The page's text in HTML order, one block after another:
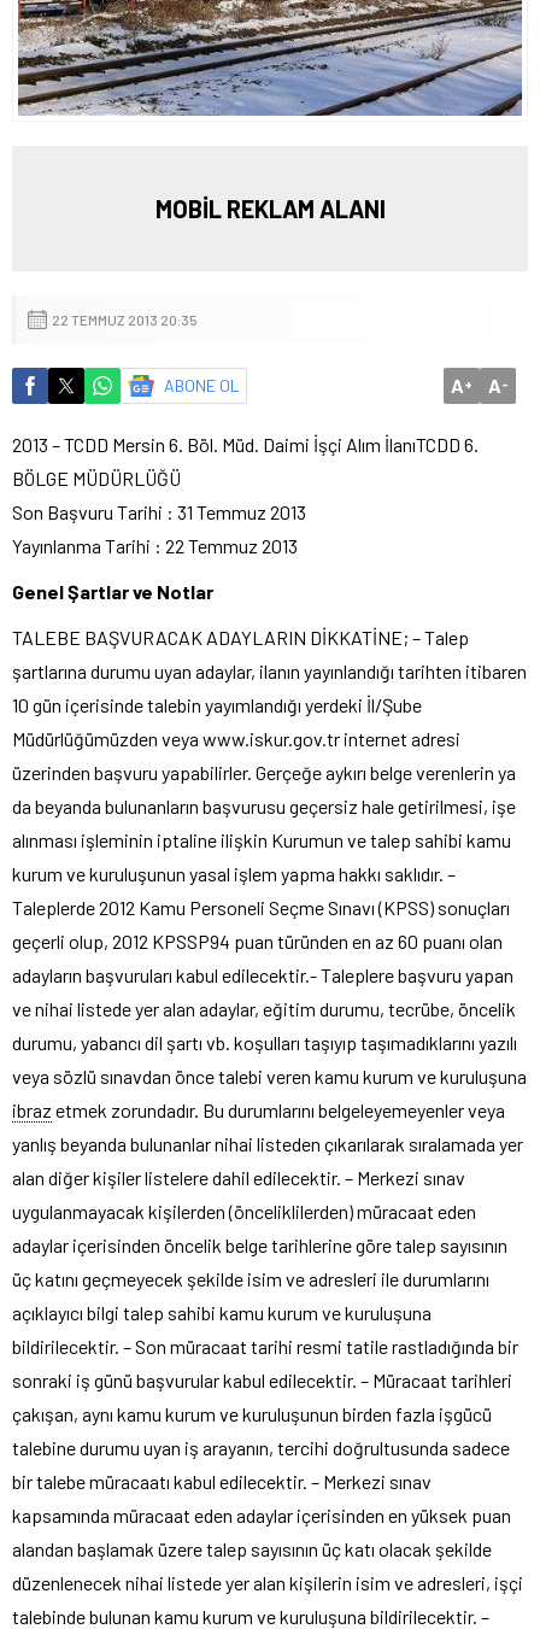
MOBİL REKLAM ALANI
22 TEMMUZ 2013 20:35
ABONE OL A+ A-
2013 – TCDD Mersin 6. Böl. Müd. Daimi İşçi Alım İlanıTCDD 6.
BÖLGE MÜDÜRLÜĞÜ
Son Başvuru Tarihi : 31 Temmuz 2013
Yayınlanma Tarihi : 22 Temmuz 2013
Genel Şartlar ve Notlar
TALEBE BAŞVURACAK ADAYLARIN DİKKATİNE; – Talep
şartlarına durumu uyan adaylar, ilanın yayınlandığı tarihten itibaren
10 gün içerisinde talebin yayımlandığı yerdeki İl/Şube
Müdürlüğümüzden veya www.iskur.gov.tr internet adresi
üzerinden başvuru yapabilirler. Gerçeğe aykırı belge verenlerin ya
da beyanda bulunanların başvurusu geçersiz hale getirilmesi, işe
alınması işleminin iptaline ilişkin Kurumun ve talep sahibi kamu
kurum ve kuruluşunun yasal işlem yapma hakkı saklıdır. –
Taleplerde 2012 Kamu Personeli Seçme Sınavı (KPSS) sonuçları
geçerli olup, 2012 KPSSP94 puan türünden en az 60 puanı olan
adayların başvuruları kabul edilecektir.- Taleplere başvuru yapan
ve nihai listede yer alan adaylar, eğitim durumu, tecrübe, öncelik
durumu, yabancı dil şartı vb. koşulları taşıyıp taşımadıklarını yazılı
veya sözlü sınavdan önce talebi veren kamu kurum ve kuruluşuna
ibraz etmek zorundadır. Bu durumlarını belgeleyemeyenler veya
yanlış beyanda bulunanlar nihai listeden çıkarılarak sıralamada yer
alan diğer kişiler listelere dahil edilecektir. – Merkezi sınav
uygulanmayacak kişilerden (önceliklilerden) müracaat eden
adaylar içerisinden öncelik belge tarihlerine göre talep sayısının
üç katını geçmeyecek şekilde isim ve adresleri ile durumlarını
açıklayıcı bilgi talep sahibi kamu kurum ve kuruluşuna
bildirilecektir. – Son müracaat tarihi resmi tatile rastladığında bir
sonraki iş günü başvurular kabul edilecektir. – Müracaat tarihleri
çakışan, aynı kamu kurum ve kuruluşunun birden fazla işgücü
talebine durumu uyan iş arayanın, tercihi doğrultusunda sadece
bir talebe müracaatı kabul edilecektir. – Merkezi sınav
kapsamında müracaat eden adaylar içerisinden en yüksek puan
alandan başlamak üzere talep sayısının üç katı olacak şekilde
düzenlenecek nihai listede yer alan kişilerin isim ve adresleri, işçi
talebinde bulunan kamu kurum ve kuruluşuna bildirilecektir. –